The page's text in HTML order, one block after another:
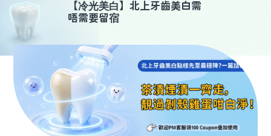
醫院簡介 hospital introduction
醫生介紹 doctor introduction
醫療新聞 medical news
種植牙 dental implant
箍牙 orthodontics
微信預約
WhatsApp預約
【冷光美白】北上牙齒美白需
唔需要留宿